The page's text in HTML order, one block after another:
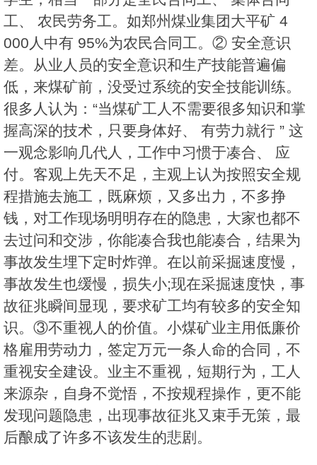
工、 农民劳务工。如郑州煤业集团大平矿 4
000人中有 95%为农民合同工。② 安全意识
差。从业人员的安全意识和生产技能普遍偏
低，来煤矿前，没受过系统的安全技能训练。
很多人认为：“当煤矿工人不需要很多知识和掌
握高深的技术，只要身体好、 有劳力就行 ” 这
一观念影响几代人，工作中习惯于凑合、 应
付。客观上先天不足，主观上认为按照安全规
程措施去施工，既麻烦，又多出力，不多挣
钱，对工作现场明明存在的隐患，大家也都不
去过问和交涉，你能凑合我也能凑合，结果为
事故发生埋下定时炸弹。在以前采掘速度慢，
事故发生也缓慢，损失小;现在采掘速度快，事
故征兆瞬间显现，要求矿工均有较多的安全知
识。③不重视人的价值。小煤矿业主用低廉价
格雇用劳动力，签定万元一条人命的合同，不
重视安全建设。业主不重视，短期行为，工人
来源杂，自身不觉悟，不按规程操作，更不能
发现问题隐患，出现事故征兆又束手无策，最
后酿成了许多不该发生的悲剧。